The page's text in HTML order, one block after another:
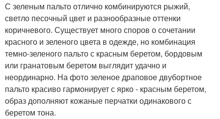
С зеленым пальто отлично комбинируются рыжий,
светло песочный цвет и разнообразные оттенки
коричневого. Существует много споров о сочетании
красного и зеленого цвета в одежде, но комбинация
темно-зеленого пальто с красным беретом, бордовым
или гранатовым беретом выглядит удачно и
неординарно. На фото зеленое драповое двубортное
пальто красиво гармонирует с ярко - красным беретом,
образ дополняют кожаные перчатки одинакового с
беретом тона.